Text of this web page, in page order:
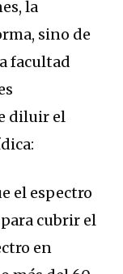
la
sino de
facultad
diluir el
el espectro
cubrir el
en